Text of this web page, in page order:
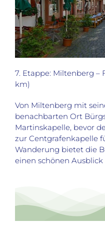
7. Etappe: Miltenberg –
km)
Von Miltenberg mit
benachbarten Ort
Martinskapelle, bevor
zur Centgrafenkapelle
Wanderung bietet die
einen schönen Ausblick